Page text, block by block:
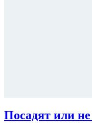
Посадят или